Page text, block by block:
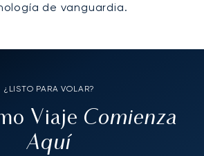
de vanguardia.
¿LISTO PARA VOLAR?
Viaje Comienza
Aquí